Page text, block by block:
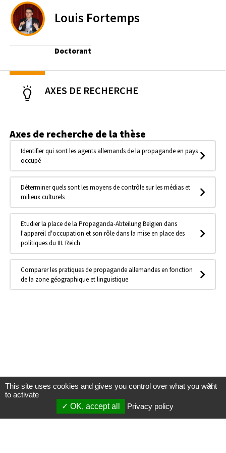
Louis Fortemps
Doctorant
AXES DE RECHERCHE
Axes de recherche de la thèse
Identifier qui sont les agents allemands de la propagande en pays
occupé
Déterminer quels sont les moyens de contrôle sur les médias et
milieux culturels
Etudier la place de la Propaganda-Abteilung Belgien dans
l'appareil d'occupation et son rôle dans la mise en place des
politiques du III. Reich
Comparer les pratiques de propagande allemandes en fonction
de la zone géographique et linguistique
X
This site uses cookies and gives you control over what you want
to activate
OK, accept all
Privacy policy